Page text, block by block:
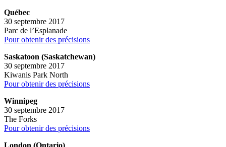
Québec
30 septembre 2017
Parc de l’Esplanade
Pour obtenir des précisions
Saskatoon (Saskatchewan)
30 septembre 2017
Kiwanis Park North
Pour obtenir des précisions
Winnipeg
30 septembre 2017
The Forks
Pour obtenir des précisions
London (Ontario)